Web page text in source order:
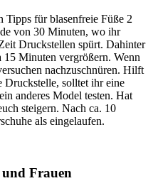
von 30 Minuten, wo ihr
Druckstellen spürt. Dahinter
15 Minuten vergrößern. Wenn
nachzuschnüren. Hilft
Druckstelle, solltet ihr eine
anderes Model testen. Hat
steigern. Nach ca. 10
als eingelaufen.
Frauen